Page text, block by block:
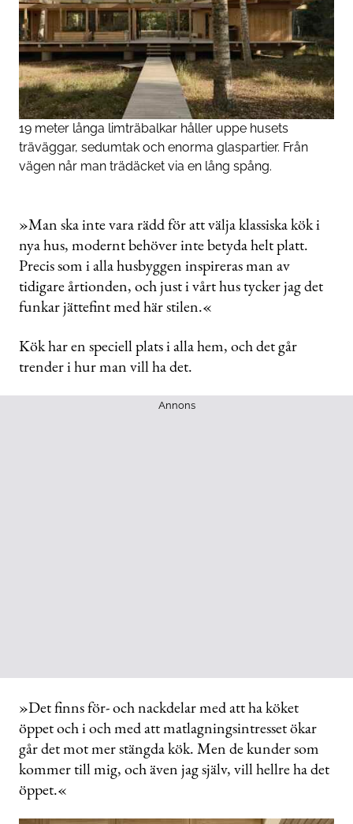
19 meter långa limträbalkar håller uppe husets
träväggar, sedumtak och enorma glaspartier. Från
vägen når man trädäcket via en lång spång.
»Man ska inte vara rädd för att välja klassiska kök i
nya hus, modernt behöver inte betyda helt platt.
Precis som i alla husbyggen inspireras man av
tidigare årtionden, och just i vårt hus tycker jag det
funkar jättefint med här stilen.«
Kök har en speciell plats i alla hem, och det går
trender i hur man vill ha det.
Annons
»Det finns för- och nackdelar med att ha köket
öppet och i och med att matlagningsintresset ökar
går det mot mer stängda kök. Men de kunder som
kommer till mig, och även jag själv, vill hellre ha det
öppet.«